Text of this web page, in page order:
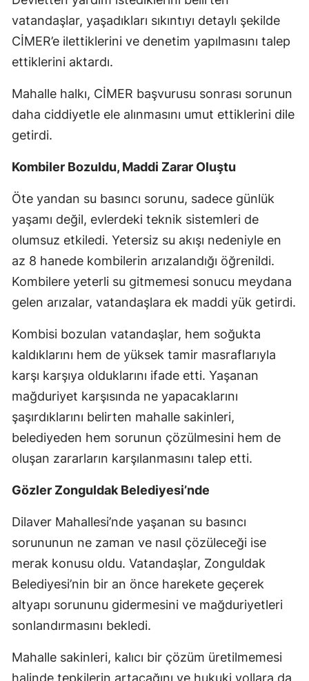
vatandaşlar, yaşadıkları sıkıntıyı detaylı şekilde
CİMER’e ilettiklerini ve denetim yapılmasını talep
ettiklerini aktardı.
Mahalle halkı, CİMER başvurusu sonrası sorunun
daha ciddiyetle ele alınmasını umut ettiklerini dile
getirdi.
Kombiler Bozuldu, Maddi Zarar Oluştu
Öte yandan su basıncı sorunu, sadece günlük
yaşamı değil, evlerdeki teknik sistemleri de
olumsuz etkiledi. Yetersiz su akışı nedeniyle en
az 8 hanede kombilerin arızalandığı öğrenildi.
Kombilere yeterli su gitmemesi sonucu meydana
gelen arızalar, vatandaşlara ek maddi yük getirdi.
Kombisi bozulan vatandaşlar, hem soğukta
kaldıklarını hem de yüksek tamir masraflarıyla
karşı karşıya olduklarını ifade etti. Yaşanan
mağduriyet karşısında ne yapacaklarını
şaşırdıklarını belirten mahalle sakinleri,
belediyeden hem sorunun çözülmesini hem de
oluşan zararların karşılanmasını talep etti.
Gözler Zonguldak Belediyesi’nde
Dilaver Mahallesi’nde yaşanan su basıncı
sorununun ne zaman ve nasıl çözüleceği ise
merak konusu oldu. Vatandaşlar, Zonguldak
Belediyesi’nin bir an önce harekete geçerek
altyapı sorununu gidermesini ve mağduriyetleri
sonlandırmasını bekledi.
Mahalle sakinleri, kalıcı bir çözüm üretilmemesi
halinde tepkilerin artacağını ve hukuki yollara da